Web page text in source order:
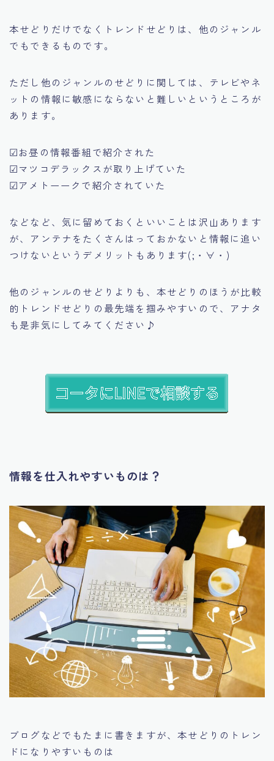
本せどりだけでなくトレンドせどりは、他のジャンル
でもできるものです。
ただし他のジャンルのせどりに関しては、テレビやネ
ットの情報に敏感にならないと難しいというところが
あります。
☑お昼の情報番組で紹介された
☑マツコデラックスが取り上げていた
☑アメトーークで紹介されていた
などなど、気に留めておくといいことは沢山あります
が、アンテナをたくさんはっておかないと情報に追い
つけないというデメリットもあります(;・∀・)
他のジャンルのせどりよりも、本せどりのほうが比較
的トレンドせどりの最先端を掴みやすいので、アナタ
も是非気にしてみてください♪
情報を仕入れやすいものは？
ブログなどでもたまに書きますが、本せどりのトレン
ドになりやすいものは